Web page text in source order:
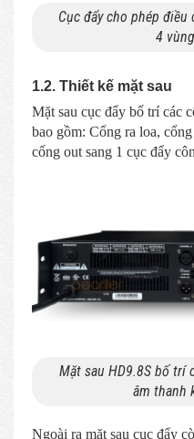
Cục đẩy cho phép
4
1.2. Thiết kế mặt sau
Mặt sau cục đẩy bố trí các
bao gồm: Cổng ra loa,
cổng out sang 1 cục đẩy
Mặt sau HD9.8S bố trí
âm thanh
Ngoài ra mặt sau cục đẩy